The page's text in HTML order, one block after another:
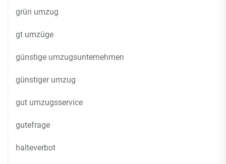
grün umzug
gt umzüge
günstige umzugsunternehmen
günstiger umzug
gut umzugsservice
gutefrage
halteverbot